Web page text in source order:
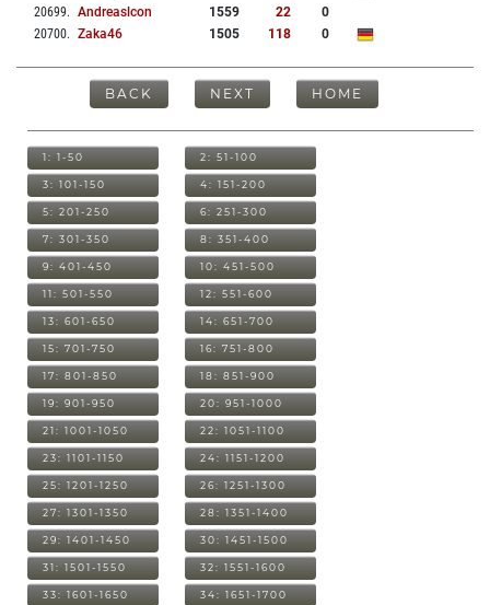
20699. Andreaslcon 1559 22
0
20700. Zaka46 1505 118 0
BACK NEXT HOME
1: 1-50 2: 51-100
3: 101-150 4: 151-200
5: 201-250 6: 251-300
7: 301-350 8: 351-400
9: 401-450 10: 451-500
11: 501-550 12: 551-600
13: 601-650 14: 651-700
15: 701-750 16: 751-800
17: 801-850 18: 851-900
19: 901-950 20: 951-1000
21: 1001-1050 22: 1051-1100
23: 1101-1150 24: 1151-1200
25: 1201-1250 26: 1251-1300
27: 1301-1350 28: 1351-1400
29: 1401-1450 30: 1451-1500
31: 1501-1550 32: 1551-1600
33: 1601-1650 34: 1651-1700